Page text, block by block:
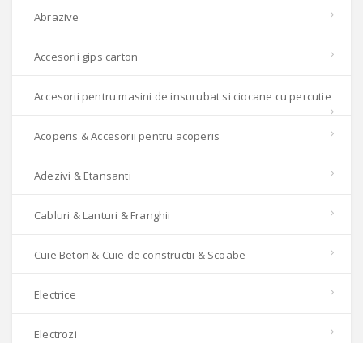
Abrazive
Accesorii gips carton
Accesorii pentru masini de insurubat si ciocane cu percutie
Acoperis & Accesorii pentru acoperis
Adezivi & Etansanti
Cabluri & Lanturi & Franghii
Cuie Beton & Cuie de constructii & Scoabe
Electrice
Electrozi